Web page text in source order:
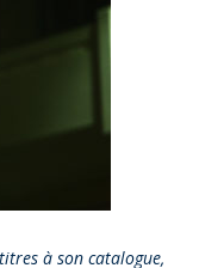
à son catalogue,